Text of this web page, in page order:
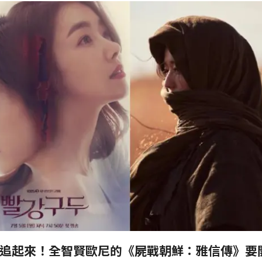
起來！全智賢歐尼的《屍戰朝鮮：雅信傳》要